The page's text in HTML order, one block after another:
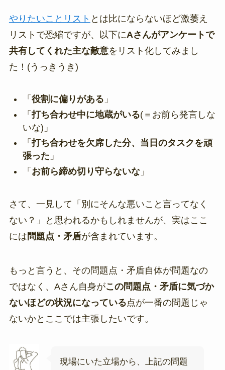
やりたいことリスト とは比にならないほど激萎え
リストで恐縮ですが、以下にAさんがアンケートで
共有してくれた主な敵意をリスト化してみまし
た！(うっきうき)
「 役割に偏りがある 」
「打ち合わせ中に地蔵がいる(＝お前ら発言しな
いな)」
「打ち合わせを欠席した分、当日のタスクを頑
張った 」
「 お前ら締め切り守らないな」
さて、一見して「別にそんな悪いこと言ってなく
ない？」と思われるかもしれませんが、実はここ
には 問題点・矛盾が含まれています。
もっと言うと、その問題点・矛盾自体が問題なの
ではなく、Aさん自身がこの問題点・矛盾に気づか
ないほどの状況になっている点が一番の問題じゃ
ないかとここでは主張したいです。
現場にいた立場から、上記の問題